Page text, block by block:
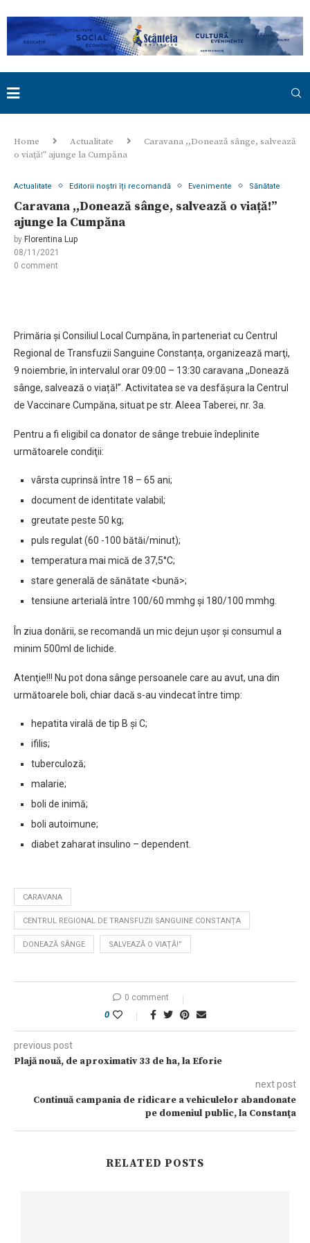
Home Actualitate
Caravana ,,Donează sânge, salvează
o viață!” ajunge la Cumpăna
Actualitate Editorii noștri îți recomandă Evenimente Sănătate
Caravana ,,Donează sânge, salvează o viață!”
ajunge la Cumpăna
by Florentina Lup
08/11/2021
0 comment
Primăria și Consiliul Local Cumpăna, în parteneriat cu Centrul
Regional de Transfuzii Sanguine Constanța, organizează marţi,
9 noiembrie, în intervalul orar 09:00 – 13:30 caravana ,,Donează
sânge, salvează o viață!”. Activitatea se va desfășura la Centrul
de Vaccinare Cumpăna, situat pe str. Aleea Taberei, nr. 3a.
Pentru a fi eligibil ca donator de sânge trebuie îndeplinite
următoarele condiţii:
vârsta cuprinsă între 18 – 65 ani;
document de identitate valabil;
greutate peste 50 kg;
puls regulat (60 -100 bătăi/minut);
temperatura mai mică de 37,5°C;
stare generală de sănătate <bună>;
tensiune arterială între 100/60 mmhg și 180/100 mmhg.
În ziua donării, se recomandă un mic dejun ușor și consumul a
minim 500ml de lichide.
Atenţie!!! Nu pot dona sânge persoanele care au avut, una din
următoarele boli, chiar dacă s-au vindecat între timp:
hepatita virală de tip B și C;
ifilis;
tuberculoză;
malarie;
boli de inimă;
boli autoimune;
diabet zaharat insulino – dependent.
CARAVANA
CENTRUL REGIONAL DE TRANSFUZII SANGUINE CONSTANȚA
DONEAZĂ SÂNGE SALVEAZĂ O VIAȚĂ!”
0 comment
0
previous post
Plajă nouă, de aproximativ 33 de ha, la Eforie
next post
Continuă campania de ridicare a vehiculelor abandonate
pe domeniul public, la Constanţa
RELATED POSTS